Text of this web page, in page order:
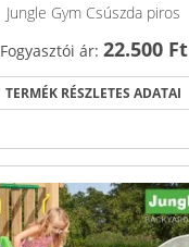
Jungle Gym Csúszda piros
Fogyasztói ár: 22.500 Ft
TERMÉK RÉSZLETES ADATAI